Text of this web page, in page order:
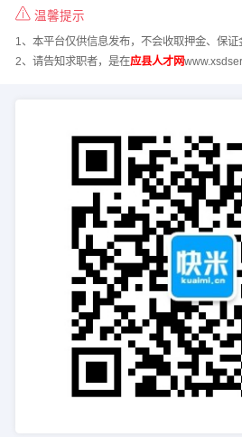
温馨提示
1、本平台仅供信息发布，不会收取押金、保证
2、请告知求职者，是在应县人才网